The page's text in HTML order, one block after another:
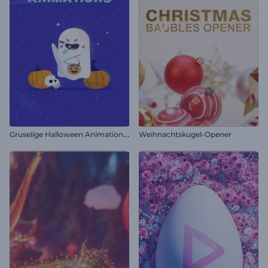
G
ruselige Halloween Animationen Weihnachtskugel-Opener